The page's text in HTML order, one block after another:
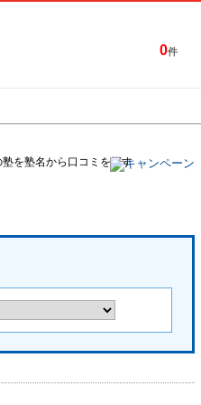
0件
を塾名から口コミを探す